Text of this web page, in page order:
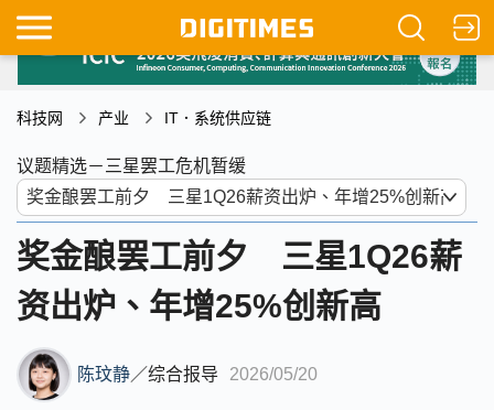
科技网 产业 IT．系统供应链
议题精选－三星罢工危机暂缓
奖金酿罢工前夕 三星1Q26薪
资出炉、年增25%创新高
陈玟静／综合报导 2026/05/20